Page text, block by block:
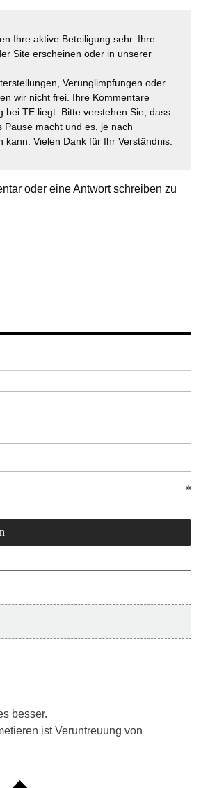
Ihre aktive Beteiligung sehr. Ihre
Site erscheinen oder in unserer
Verunglimpfungen oder
wir nicht frei. Ihre Kommentare
bei TE liegt. Bitte verstehen Sie, dass
macht und es, je nach
Vielen Dank für Ihr Verständnis.
oder eine Antwort schreiben zu
besser.
ist Veruntreuung von